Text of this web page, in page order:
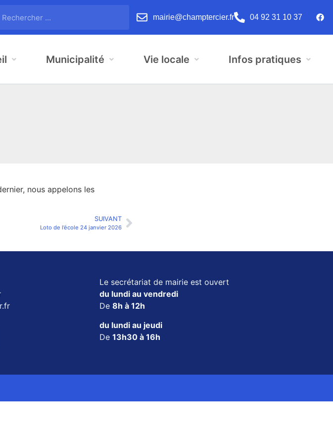
mairie@champtercier.fr 04 92 31 10 37
Municipalité Vie locale Infos pratiques
nous appelons les
SUIVANT
Loto de l’école 24 janvier 2026
Le secrétariat de mairie est ouvert
du lundi au vendredi
De 8h à 12h
du lundi au jeudi
De 13h30 à 16h